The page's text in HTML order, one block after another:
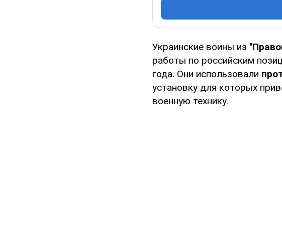
Украинские воины из
работы по российским
года. Они использовали
установку для которых
военную технику.